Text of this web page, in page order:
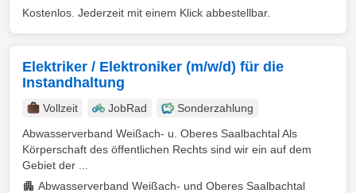
Kostenlos. Jederzeit mit einem Klick abbestellbar.
Elektriker / Elektroniker (m/w/d) für die
Instandhaltung
Vollzeit JobRad
Sonderzahlung
Abwasserverband Weißach- u. Oberes Saalbachtal Als
Körperschaft des öffentlichen Rechts sind wir ein auf dem
Gebiet der ...
Abwasserverband Weißach- und Oberes Saalbachtal